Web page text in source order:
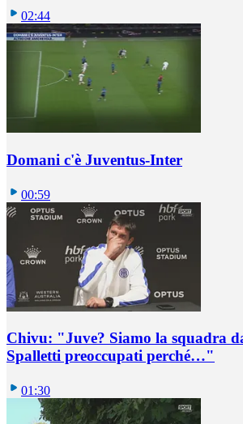
02:44
Domani c'è Juventus-Inter
00:59
Chivu: "Juve? Siamo la squadra
Spalletti preoccupati perché…"
01:30